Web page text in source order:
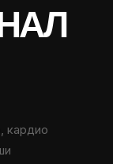
кардио